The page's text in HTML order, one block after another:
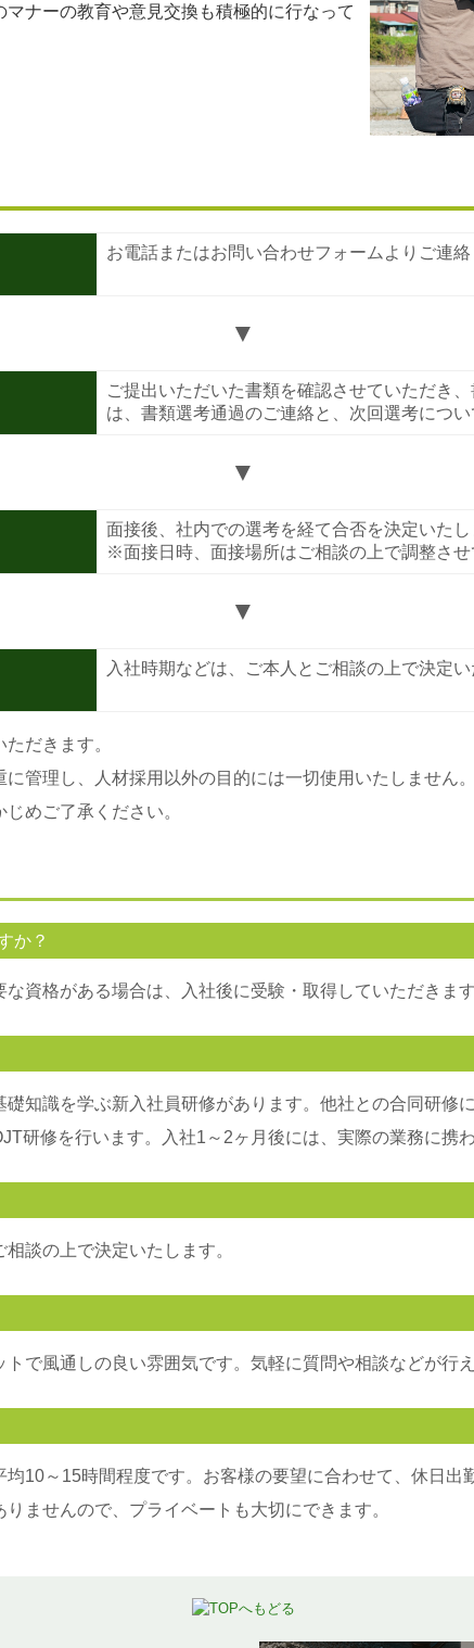
ナーの教育や意見交換も積極的に行なって
お電話またはお問い合わせフォームよりご連絡
▼
ご提出いただいた書類を確認させていただき
は、書類選考通過のご連絡と、次回選考につ
▼
面接後、社内での選考を経て合否を決定いたし
※面接日時、面接場所はご相談の上で調整させ
▼
入社時期などは、ご本人とご相談の上で決定い
だきます。
管理し、人材採用以外の目的には一切使用いたしません。
めご了承ください。
か？
資格がある場合は、入社後に受験・取得していただきます
知識を学ぶ新入社員研修があります。他社との合同研修
研修を行います。入社1～2ヶ月後には、実際の業務に携
談の上で決定いたします。
で風通しの良い雰囲気です。気軽に質問や相談などが行え
10～15時間程度です。お客様の要望に合わせて、休日出
ませんので、プライベートも大切にできます。